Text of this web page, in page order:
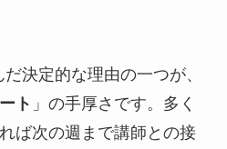
決定的な理由の一つが、
ト 」の手厚さです。多く
ば次の週まで講師との接